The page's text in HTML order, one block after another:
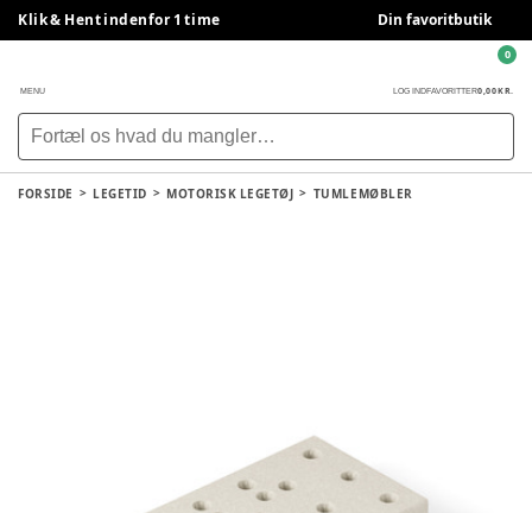
Klik & Hent indenfor 1 time Din favoritbutik
MENU LOG INDFAVORITTER0,00 KR.
0
FORSIDE LEGETID MOTORISK LEGETØJ TUMLEMØBLER